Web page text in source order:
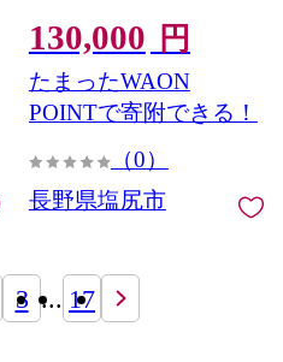
×2pc)×12回｜定期便 餃子
冷凍餃子 ギョウザ ぎょう
ざ 味噌ダレ みそダレ 秘伝
のタレ 濃厚 中華 にんにく
豚肉 キャベツ 肉汁 信州味
噌 ジューシー 経木 長野県
130,000 円
たまったWAON
POINTで寄附できる！
（0）
長野県塩尻市
3 ... 17